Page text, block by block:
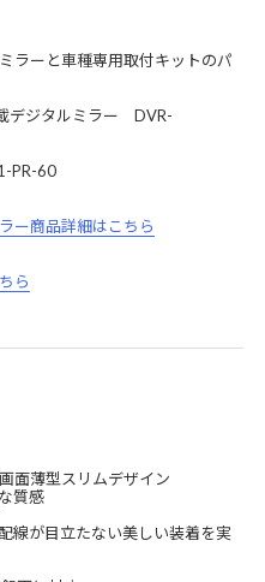
ラーと車種専用取付キットのパ
デジタルミラー DVR-
PR-60
ー商品詳細はこちら
ら
面薄型スリムデザイン
質感
線が目立たない美しい装着を実